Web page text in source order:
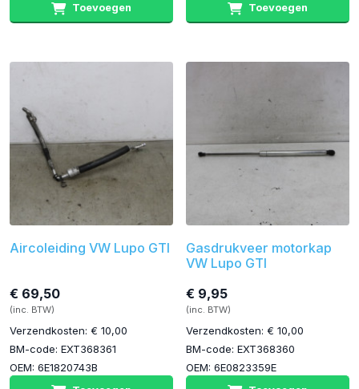
Toevoegen
Toevoegen
Aircoleiding VW Lupo GTI
€ 69,50
(inc. BTW)
Verzendkosten: € 10,00
BM-code: EXT368361
OEM: 6E1820743B
Gasdrukveer motorkap
VW Lupo GTI
€ 9,95
(inc. BTW)
Verzendkosten: € 10,00
BM-code: EXT368360
OEM: 6E0823359E